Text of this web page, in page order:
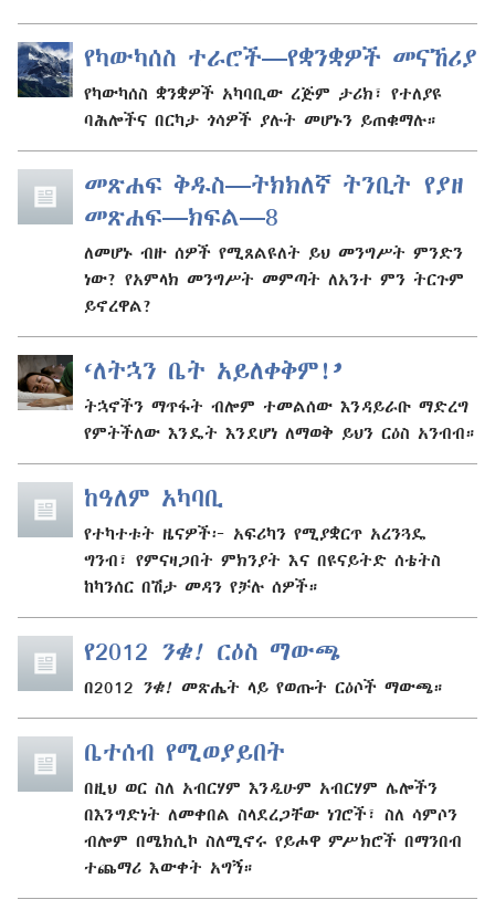
የካውካሰስ ተራሮች—የቋንቋዎች መናኸሪያ
የካውካሰስ ቋንቋዎች አካባቢው ረጅም ታሪክ፣ የተለያዩ
ባሕሎችና በርካታ ጎሳዎች ያሉት መሆኑን ይጠቁማሉ።
መጽሐፍ ቅዱስ—ትክክለኛ ትንቢት የያዘ
መጽሐፍ—ክፍል—8
ለመሆኑ ብዙ ሰዎች የሚጸልዩለት ይህ መንግሥት ምንድን
ነው? የአምላክ መንግሥት መምጣት ለአንተ ምን ትርጉም
ይኖረዋል?
‘ለትኋን ቤት አይለቀቅም! ’
ትኋኖችን ማጥፋት ብሎም ተመልሰው እንዳይራቡ ማድረግ
የምትችለው እንዴት እንደሆነ ለማወቅ ይህን ርዕስ አንብብ።
ከዓለም አካባቢ
የተካተቱት ዜናዎች፦ አፍሪካን የሚያቋርጥ አረንጓዴ
ግንብ፣ የምናዛጋበት ምክንያት እና በዩናይትድ ሰቴትስ
ከካንሰር በሽታ መዳን የቻሉ ሰዎች።
የ2012 ንቁ! ርዕስ ማውጫ
በ2012 ንቁ! መጽሔት ላይ የወጡት ርዕሶች ማውጫ።
ቤተሰብ የሚወያይበት
በዚህ ወር ስለ አብርሃም እንዲሁም አብርሃም ሌሎችን
በእንግድነት ለመቀበል ስላደረጋቸው ነገሮች፣ ስለ ሳምሶን
ብሎም በሜክሲኮ ስለሚኖሩ የይሖዋ ምሥክሮች በማንበብ
ተጨማሪ እውቀት አግኝ።